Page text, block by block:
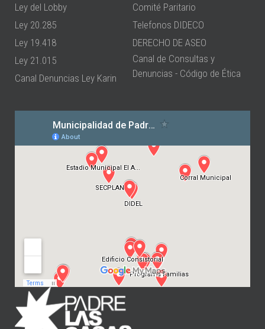
Ley del Lobby
Ley 20.285
Ley 19.418
Ley 21.015
Canal Denuncias Ley Karin
Comité Paritario
Telefonos DIDECO
DERECHO DE ASEO
Canal de Consultas y
Denuncias - Código de Ética